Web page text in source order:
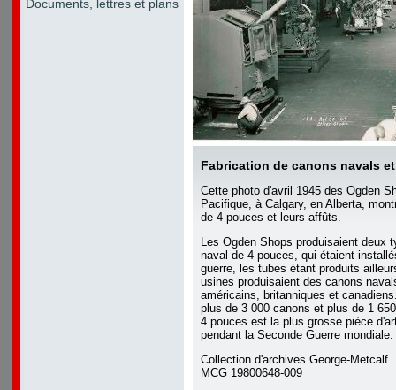
Documents, lettres et plans
Fabrication de canons navals
Cette photo d'avril 1945 des Ogden
Pacifique, à Calgary, en Alberta,
de 4 pouces et leurs affûts.
Les Ogden Shops produisaient deux
naval de 4 pouces, qui étaient
guerre, les tubes étant produits
usines produisaient des canons
américains, britanniques et
plus de 3 000 canons et plus de 1
4 pouces est la plus grosse pièce
pendant la Seconde Guerre mondiale.
Collection d'archives George-Metcalf
MCG 19800648-009